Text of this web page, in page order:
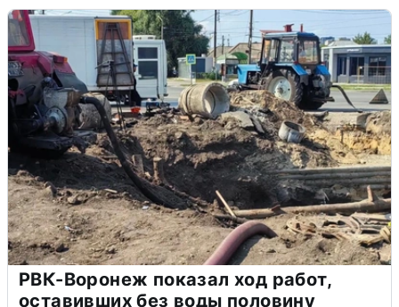
РВК-Воронеж показал ход работ,
оставивших без воды половину